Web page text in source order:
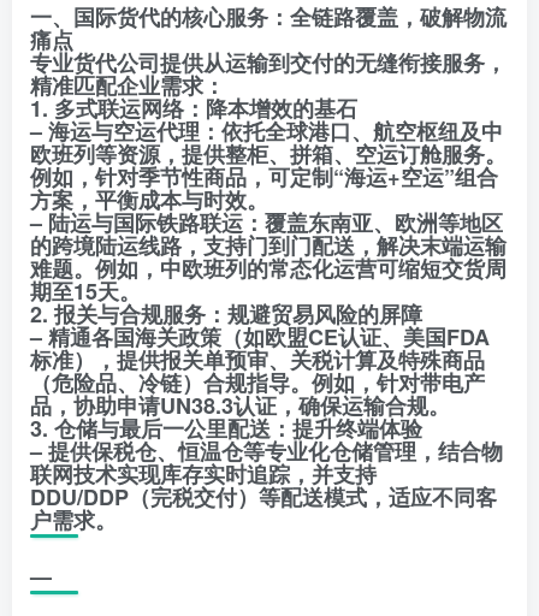
一、国际货代的核心服务：全链路覆盖，破解物流
痛点
专业货代公司提供从运输到交付的无缝衔接服务，
精准匹配企业需求：
1. 多式联运网络：降本增效的基石
– 海运与空运代理：依托全球港口、航空枢纽及中
欧班列等资源，提供整柜、拼箱、空运订舱服务。
例如，针对季节性商品，可定制“海运+空运”组合
方案，平衡成本与时效。
– 陆运与国际铁路联运：覆盖东南亚、欧洲等地区
的跨境陆运线路，支持门到门配送，解决末端运输
难题。例如，中欧班列的常态化运营可缩短交货周
期至15天。
2. 报关与合规服务：规避贸易风险的屏障
– 精通各国海关政策（如欧盟CE认证、美国FDA
标准），提供报关单预审、关税计算及特殊商品
（危险品、冷链）合规指导。例如，针对带电产
品，协助申请UN38.3认证，确保运输合规。
3. 仓储与最后一公里配送：提升终端体验
– 提供保税仓、恒温仓等专业化仓储管理，结合物
联网技术实现库存实时追踪，并支持
DDU/DDP（完税交付）等配送模式，适应不同客
户需求。
—